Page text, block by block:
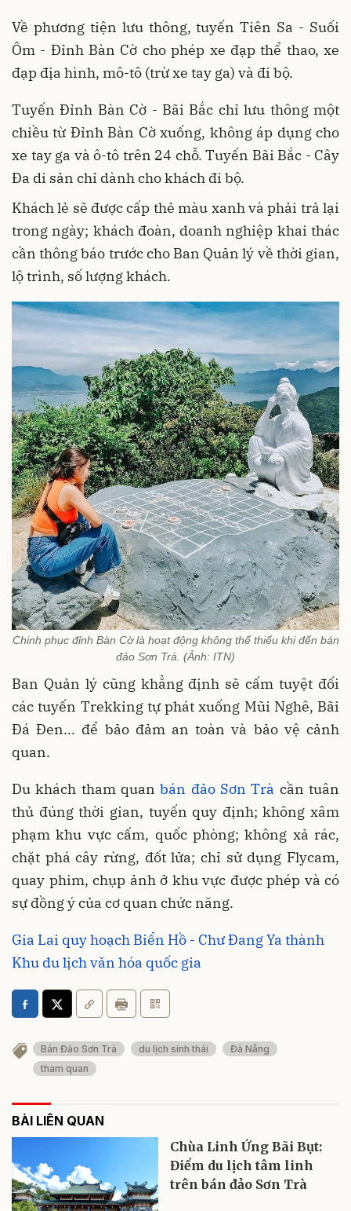
Về phương tiện lưu thông, tuyến Tiên Sa - Suối
Ôm - Đỉnh Bàn Cờ cho phép xe đạp thể thao, xe
đạp địa hình, mô-tô (trừ xe tay ga) và đi bộ.
Tuyến Đỉnh Bàn Cờ - Bãi Bắc chỉ lưu thông một
chiều từ Đỉnh Bàn Cờ xuống, không áp dụng cho
xe tay ga và ô-tô trên 24 chỗ. Tuyến Bãi Bắc - Cây
Đa di sản chỉ dành cho khách đi bộ.
Khách lẻ sẽ được cấp thẻ màu xanh và phải trả lại
trong ngày; khách đoàn, doanh nghiệp khai thác
cần thông báo trước cho Ban Quản lý về thời gian,
lộ trình, số lượng khách.
Chinh phục đỉnh Bàn Cờ là hoạt động không thể thiếu khi đến bán
đảo Sơn Trà. (Ảnh: ITN)
Ban Quản lý cũng khẳng định sẽ cấm tuyệt đối
các tuyến Trekking tự phát xuống Mũi Nghê, Bãi
Đá Đen... để bảo đảm an toàn và bảo vệ cảnh
quan.
Du khách tham quanbán đảo Sơn Trà cần tuân
thủ đúng thời gian, tuyến quy định; không xâm
phạm khu vực cấm, quốc phòng; không xả rác,
chặt phá cây rừng, đốt lửa; chỉ sử dụng Flycam,
quay phim, chụp ảnh ở khu vực được phép và có
sự đồng ý của cơ quan chức năng.
Gia Lai quy hoạch Biển Hồ - Chư Đang Ya thành
Khu du lịch văn hóa quốc gia
Bán Đảo Sơn Trà du lịch sinh thái
Đà Nẵng
tham quan
BÀI LIÊN QUAN
Chùa Linh Ứng Bãi Bụt:
Điểm du lịch tâm linh
trên bán đảo Sơn Trà